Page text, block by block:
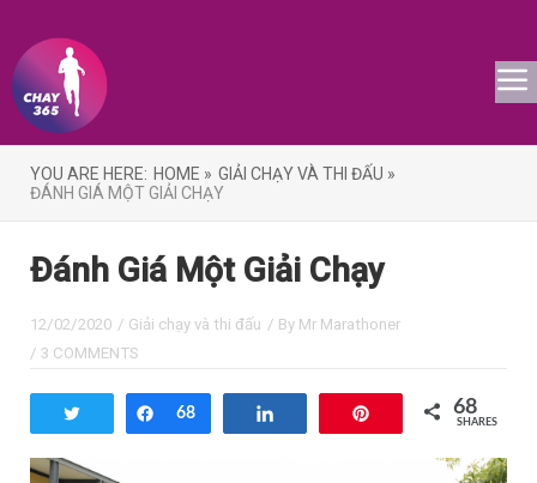
YOU ARE HERE: HOME » GIẢI CHẠY VÀ THI ĐẤU »
ĐÁNH GIÁ MỘT GIẢI CHẠY
Đánh Giá Một Giải Chạy
12/02/2020 / Giải chạy và thi đấu / By Mr Marathoner
/ 3 COMMENTS
Tweet Share
68 68
SHARES